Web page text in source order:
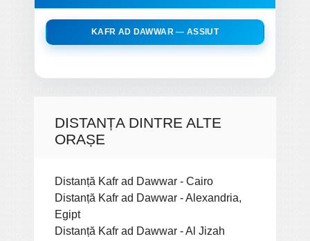
KAFR AD DAWWAR — ASSIUT
DISTANȚA DINTRE ALTE
ORAȘE
Distanță Kafr ad Dawwar - Cairo
Distanță Kafr ad Dawwar - Alexandria,
Egipt
Distanță Kafr ad Dawwar - Al Jizah